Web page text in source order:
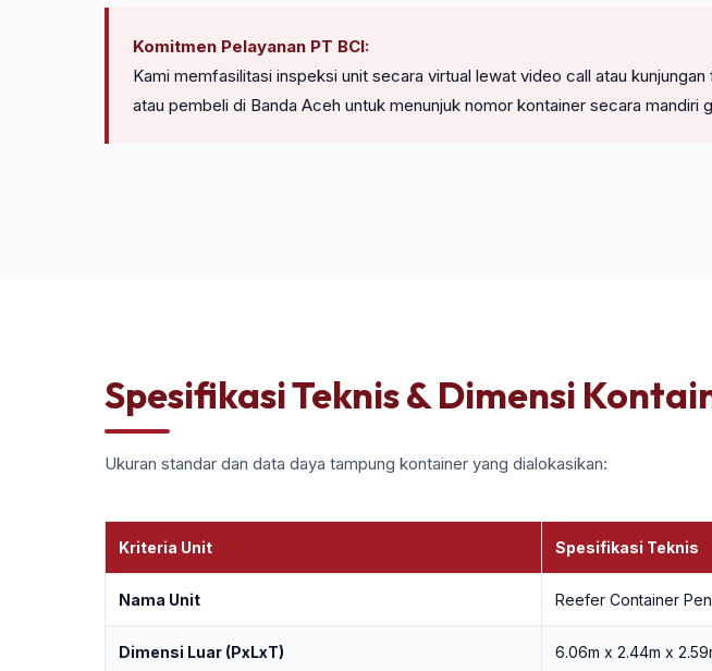
Komitmen Pelayanan PT BCI:
Kami memfasilitasi inspeksi unit secara virtual lewat video call atau
atau pembeli di Banda Aceh untuk menunjuk nomor kontainer secara mandiri
Spesifikasi Teknis & Dimensi
Ukuran standar dan data daya tampung kontainer yang dialokasikan:
Kriteria Unit Spesifikasi Teknis
Nama Unit Reefer Container
Dimensi Luar (PxLxT) 6.06m x 2.44m x